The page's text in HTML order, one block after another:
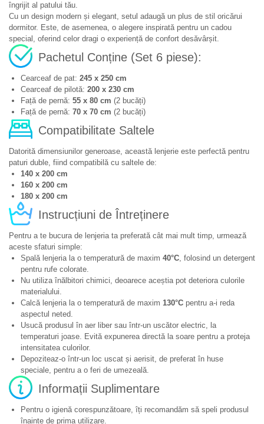
îngrijit al patului tău.
Cu un design modern și elegant, setul adaugă un plus de stil oricărui
dormitor. Este, de asemenea, o alegere inspirată pentru un cadou
special, oferind celor dragi o experiență de confort desăvârșit.
Pachetul Conține (Set 6 piese):
Cearceaf de pat: 245 x 250 cm
Cearceaf de pilotă: 200 x 230 cm
Față de pernă: 55 x 80 cm (2 bucăți)
Față de pernă: 70 x 70 cm (2 bucăți)
Compatibilitate Saltele
Datorită dimensiunilor generoase, această lenjerie este perfectă pentru
paturi duble, fiind compatibilă cu saltele de:
140 x 200 cm
160 x 200 cm
180 x 200 cm
Instrucțiuni de Întreținere
Pentru a te bucura de lenjeria ta preferată cât mai mult timp, urmează
aceste sfaturi simple:
Spală lenjeria la o temperatură de maxim 40°C, folosind un detergent
pentru rufe colorate.
Nu utiliza înălbitori chimici, deoarece aceștia pot deteriora culorile
materialului.
Calcă lenjeria la o temperatură de maxim 130°C pentru a-i reda
aspectul neted.
Usucă produsul în aer liber sau într-un uscător electric, la
temperaturi joase. Evită expunerea directă la soare pentru a proteja
intensitatea culorilor.
Depoziteaz-o într-un loc uscat și aerisit, de preferat în huse
speciale, pentru a o feri de umezeală.
Informații Suplimentare
Pentru o igienă corespunzătoare, îți recomandăm să speli produsul
înainte de prima utilizare.